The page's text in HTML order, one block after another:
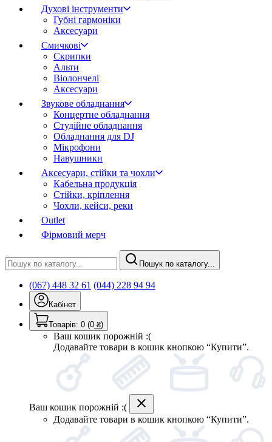
Духові інструменти
Губні гармоніки
Аксесуари
Смичкові
Скрипки
Альти
Віолончелі
Аксесуари
Звукове обладнання
Концертне обладнання
Студійне обладнання
Обладнання для DJ
Мікрофони
Навушники
Аксесуари, стійки та чохли
Кабельна продукція
Стійки, кріплення
Чохли, кейси, реки
Outlet
Фірмовий мерч
Пошук по каталогу...
(067) 448 32 61 (044) 228 94 94
Кабінет
Товарів: 0 (0 ₴)
Ваш кошик порожній :(
Додавайте товари в кошик кнопкою “Купити”.
Ваш кошик порожній :(
Додавайте товари в кошик кнопкою “Купити”.